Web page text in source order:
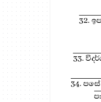
32.
33.
34.